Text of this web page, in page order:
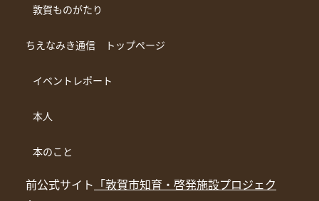
敦賀ものがたり
ちえなみき通信 トップページ
イベントレポート
本人
本のこと
前公式サイト 「敦賀市知育・啓発施設プロジェク